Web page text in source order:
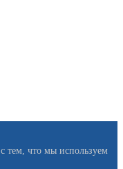
тем, что мы используем